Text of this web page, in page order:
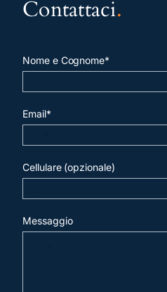
Contattaci.
Nome e Cognome*
Email*
Cellulare (opzionale)
Messaggio